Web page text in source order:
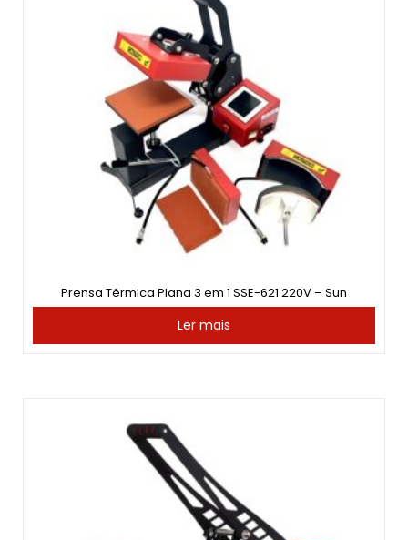
Prensa Térmica Plana 3 em 1 SSE-621 220V – Sun
Ler mais